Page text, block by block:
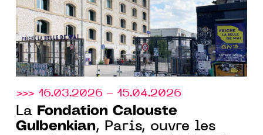
CENTQUATRE-PARIS
>>> 16.03.2026 - 15.04.2026
La
Fondation Calouste
Gulbenkian, Paris, ouvre les